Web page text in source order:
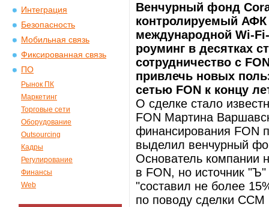
Интеграция
Безопасность
Мобильная связь
Фиксированная связь
ПО
Рынок ПК
Маркетинг
Торговые сети
Оборудование
Outsourcing
Кадры
Регулирование
Финансы
Web
Венчурный фонд
контролируемый
международной Wi-
роуминг в десятках
сотрудничество с
привлечь новых
сетью FON к концу
О сделке стало
FON Мартина
финансирования FON
выделил венчурный
Основатель компании
в FON, но источник
"составил не более
по поводу сделки ССМ